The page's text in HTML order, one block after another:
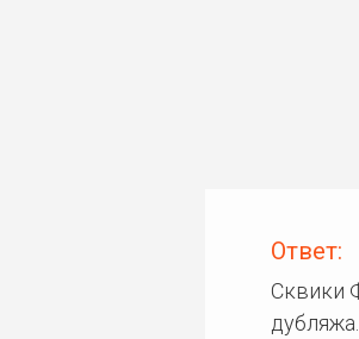
Ответ:
Сквики
дубляжа.